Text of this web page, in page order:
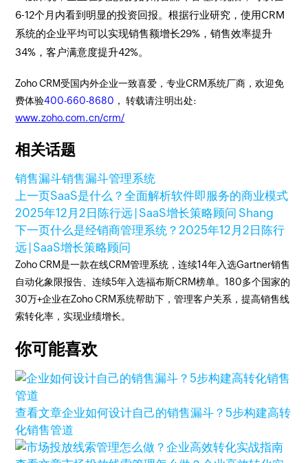
6-12个月内看到明显的投资回报。根据行业研究，使用CRM
系统的企业平均可以实现销售额增长29%，销售效率提升
34%，客户满意度提升42%。
Zoho CRM受国内外企业一致喜爱，专业CRM系统厂商，欢迎免
费体验400-660-8680 ， 转载请注明出处:
www.zoho.com.cn/crm/
相关话题
销售漏斗销售漏斗管理系统
上一页SaaS是什么？全面解析软件即服务的商业模式
2025年12月2日 陈行远 | SaaS增长策略顾问 Shang
下一页什么是经销商管理系统？2025年12月2日 陈行
远 | SaaS增长策略顾问
Zoho CRM是一款在线CRM管理系统，连续14年入选Gartner销售
自动化象限报告、连续5年入选福布斯CRM榜单。180多个国家的
30万+企业在Zoho CRM系统帮助下，管理客户关系，提高销售线
索转化率，实现业绩增长。
你可能喜欢
查看文章企业如何设计自己的销售漏斗？5步构建高转
化销售管道